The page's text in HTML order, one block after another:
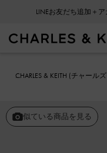
会員登録＋ニュースレ
CHARLES & KEITH (チャール
似ている商品を見る